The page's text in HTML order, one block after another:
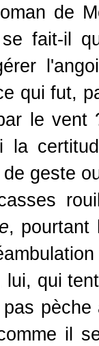
de
fait-il
qui fut,
le
la
geste
, pourtant
qui
il